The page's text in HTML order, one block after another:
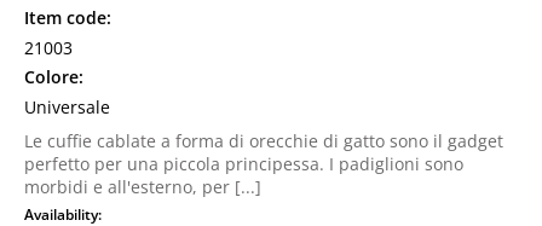
Item code:
21003
Colore:
Universale
Le cuffie cablate a forma di orecchie di gatto sono il gadget
perfetto per una piccola principessa. I padiglioni sono
morbidi e all'esterno, per [...]
Availability: